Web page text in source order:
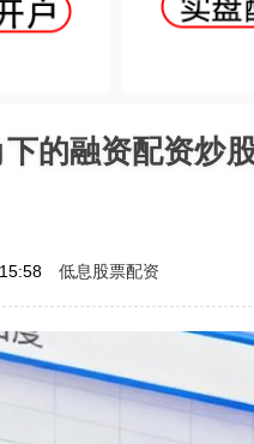
的融资配资炒
低息股票配资